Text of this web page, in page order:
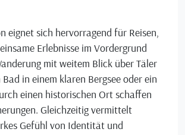
eignet sich hervorragend für Reisen,
Erlebnisse im Vordergrund
mit weitem Blick über Täler
in einem klaren Bergsee oder ein
einen historischen Ort schaffen
Gleichzeitig vermittelt
Gefühl von Identität und